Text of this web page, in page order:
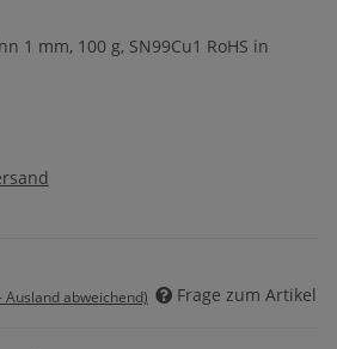
1 mm, 100 g, SN99Cu1 RoHS in
Ausland abweichend) Frage zum Artikel